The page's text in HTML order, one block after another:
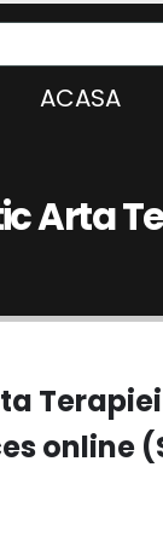
ACASA
Arta
online